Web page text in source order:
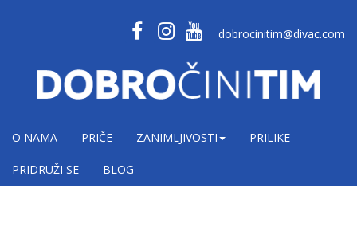
dobrocinitim@divac.com
O NAMA PRIČE ZANIMLJIVOSTI PRILIKE
PRIDRUŽI SE BLOG